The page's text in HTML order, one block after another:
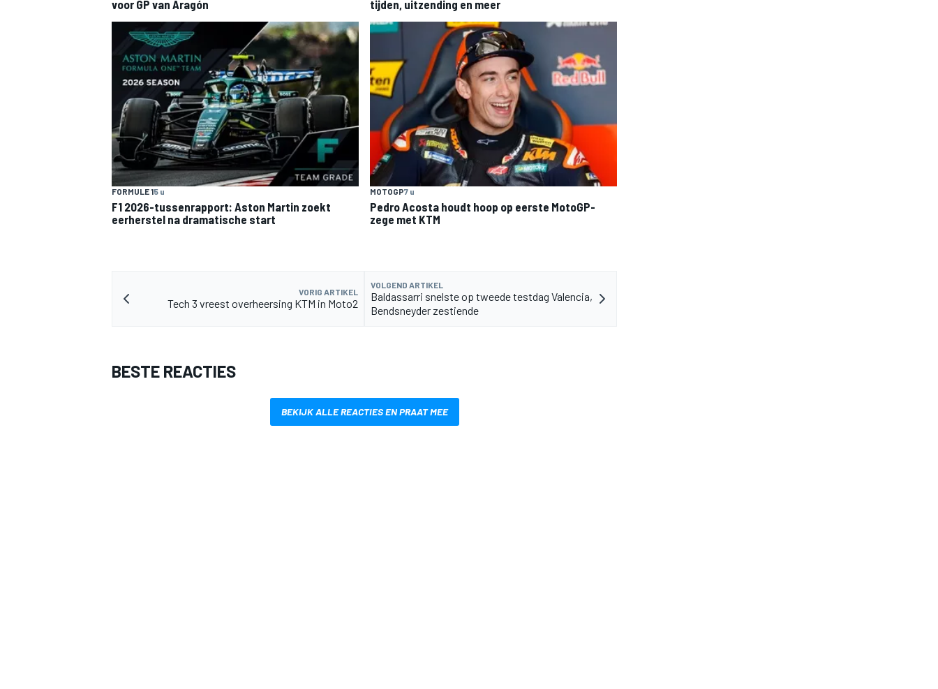
MEER RACEKLASSEN
voor GP van Aragón
tijden, uitzending en meer
FORMULE 15 u
F1 2026-tussenrapport: Aston Martin zoekt
eerherstel na dramatische start
MOTOGP7 u
Pedro Acosta houdt hoop op eerste MotoGP-
zege met KTM
VORIG ARTIKEL
Tech 3 vreest overheersing KTM in Moto2
VOLGEND ARTIKEL
Baldassarri snelste op tweede testdag Valencia,
Bendsneyder zestiende
BESTE REACTIES
BEKIJK ALLE REACTIES EN PRAAT MEE